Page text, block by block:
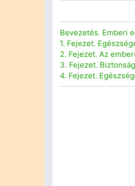
Bevezetés. Emberi
1. Fejezet.
2. Fejezet. Az
3. Fejezet.
4. Fejezet.